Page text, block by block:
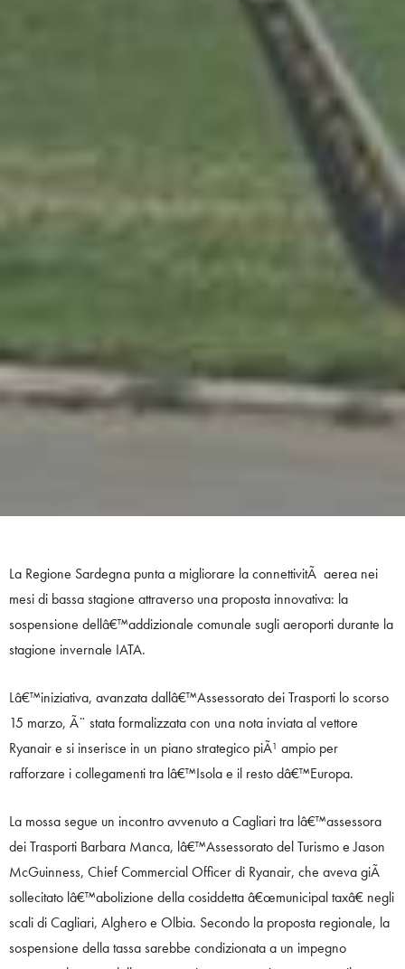
La Regione Sardegna punta a migliorare la connettivitÃ aerea nei
mesi di bassa stagione attraverso una proposta innovativa: la
sospensione dellâ€™addizionale comunale sugli aeroporti durante la
stagione invernale IATA.
Lâ€™iniziativa, avanzata dallâ€™Assessorato dei Trasporti lo scorso
15 marzo, Ã¨ stata formalizzata con una nota inviata al vettore
Ryanair e si inserisce in un piano strategico piÃ¹ ampio per
rafforzare i collegamenti tra lâ€™Isola e il resto dâ€™Europa.
La mossa segue un incontro avvenuto a Cagliari tra lâ€™assessora
dei Trasporti Barbara Manca, lâ€™Assessorato del Turismo e Jason
McGuinness, Chief Commercial Officer di Ryanair, che aveva giÃ
sollecitato lâ€™abolizione della cosiddetta â€œmunicipal taxâ€ negli
scali di Cagliari, Alghero e Olbia. Secondo la proposta regionale, la
sospensione della tassa sarebbe condizionata a un impegno